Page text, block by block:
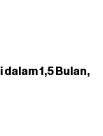
1,5 Bulan,